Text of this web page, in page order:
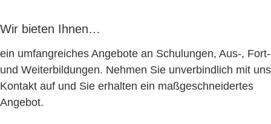
Wir bieten Ihnen…
ein umfangreiches Angebote an Schulungen, Aus-, Fort-
und Weiterbildungen. Nehmen Sie unverbindlich mit uns
Kontakt auf und Sie erhalten ein maßgeschneidertes
Angebot.